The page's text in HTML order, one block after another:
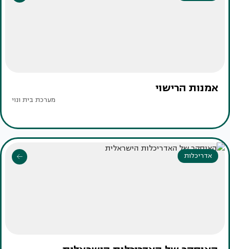
אמנות הרישוי
מערכת בית ונוי
אדריכלות